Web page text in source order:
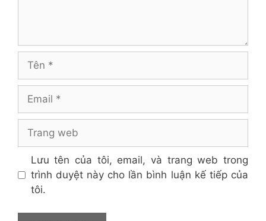
Tên
Email
Trang
Lưu tên của tôi, email, và trang web trong
trình duyệt này cho lần bình luận kế tiếp của
tôi.